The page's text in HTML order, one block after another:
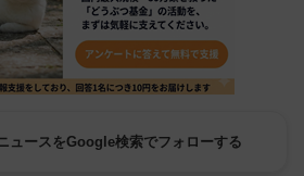
ュースをGoogle検索でフォローする